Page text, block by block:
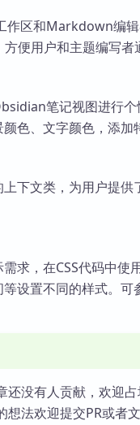
作区和Markdown编
便用户和主题编写者
笔记视图进行
色、文字颜色，添加
下文类，为用户提
求，在CSS代码中
设置不同的样式。
还没有人贡献，欢迎占
想法欢迎提交PR或者文